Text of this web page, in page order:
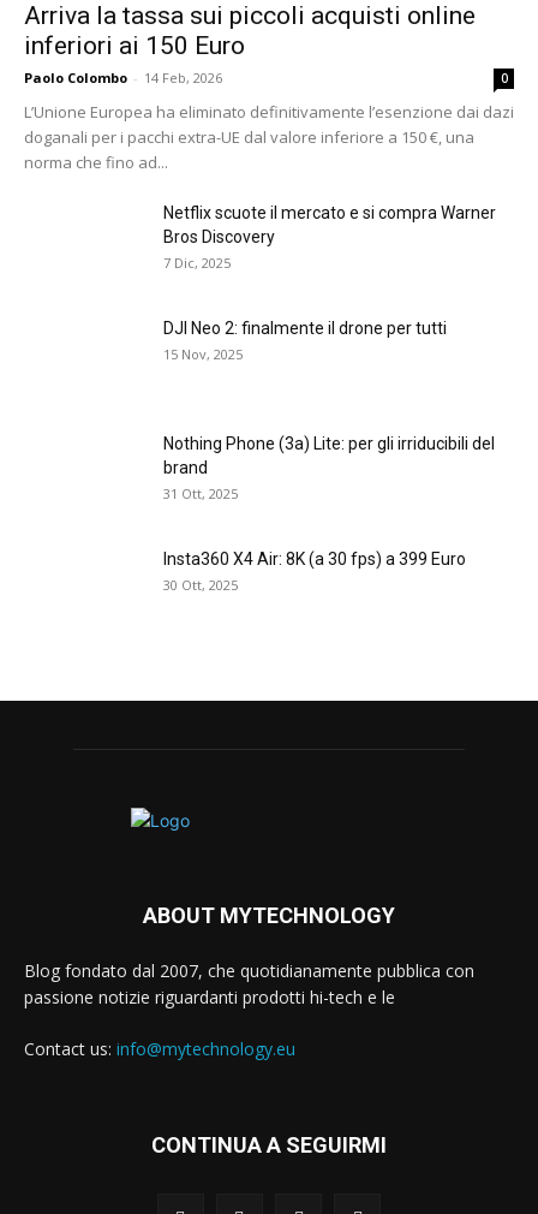
Arriva la tassa sui piccoli acquisti online
inferiori ai 150 Euro
Paolo Colombo - 14 Feb, 2026 0
L’Unione Europea ha eliminato definitivamente l’esenzione dai dazi
doganali per i pacchi extra-UE dal valore inferiore a 150 €, una
norma che fino ad...
Netflix scuote il mercato e si compra Warner
Bros Discovery
7 Dic, 2025
DJI Neo 2: finalmente il drone per tutti
15 Nov, 2025
Nothing Phone (3a) Lite: per gli irriducibili del
brand
31 Ott, 2025
Insta360 X4 Air: 8K (a 30 fps) a 399 Euro
30 Ott, 2025
ABOUT MYTECHNOLOGY
Blog fondato dal 2007, che quotidianamente pubblica con
passione notizie riguardanti prodotti hi-tech e le
Contact us: info@mytechnology.eu
CONTINUA A SEGUIRMI